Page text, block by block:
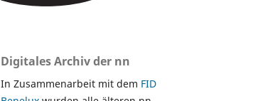
Digitales Archiv der nn
In Zusammenarbeit mit dem FID